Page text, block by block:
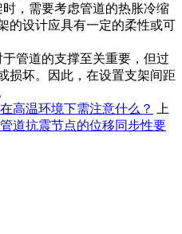
，需要考虑管道的热胀冷缩
的设计应具有一定的柔性或可
管道的支撑至关重要，但过
损坏。因此，在设置支架间距
高温环境下需注意什么？
上
道抗震节点的位移同步性要